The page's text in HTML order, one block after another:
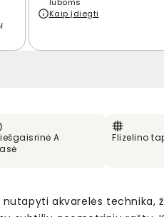
Kaip įdiegti
A
Flizelino
nutapyti akvarelės technika,